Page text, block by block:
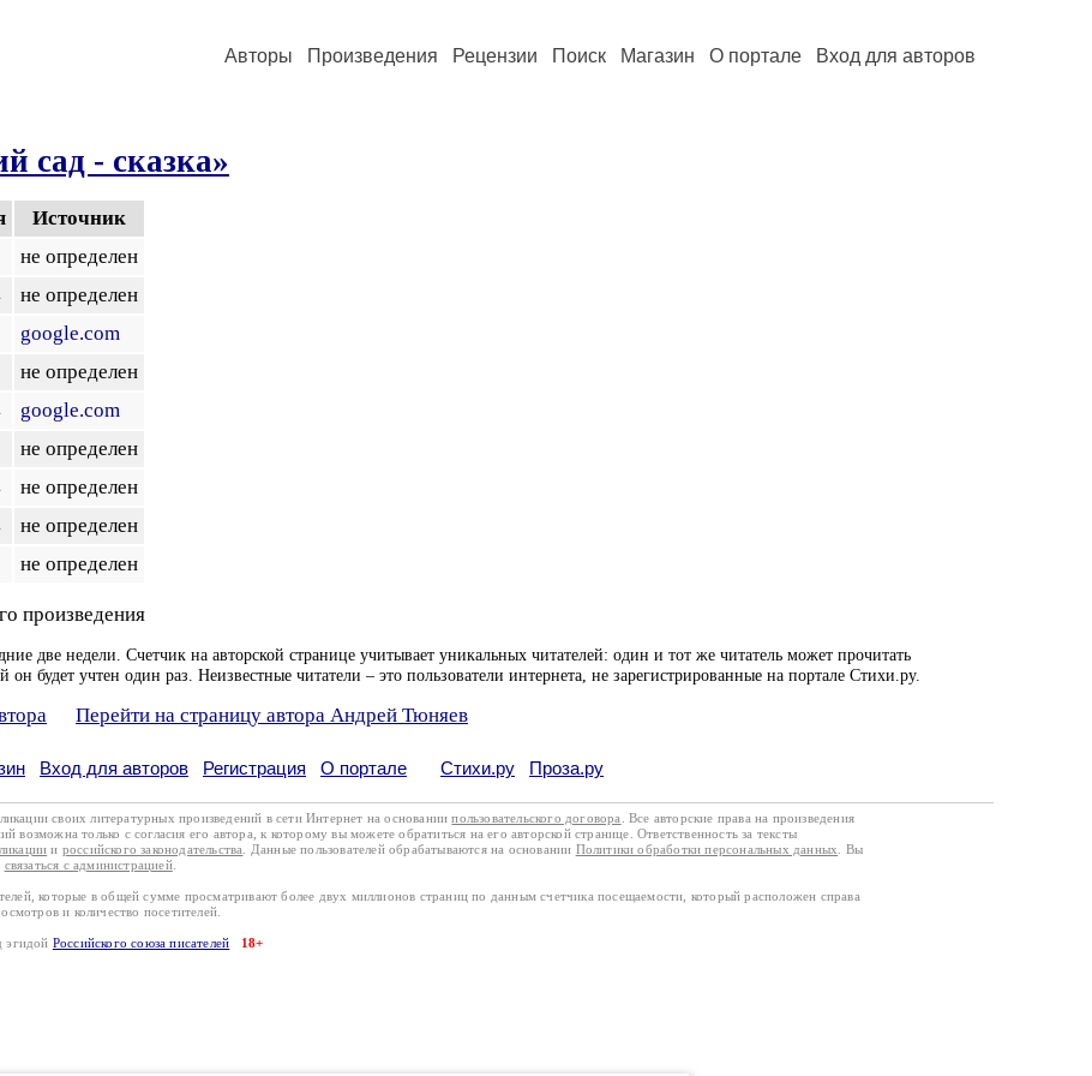
Авторы Произведения Рецензии Поиск Магазин О портале Вход для авторов
сад - сказка»
Источник
не определен
не определен
google.com
не определен
google.com
не определен
не определен
не определен
не определен
произведения
две недели. Счетчик на авторской странице учитывает уникальных читателей: один и тот же читатель может прочитать
он будет учтен один раз. Неизвестные читатели – это пользователи интернета, не зарегистрированные на портале Стихи.ру.
Перейти на страницу автора Андрей Тюняев
Вход для авторов Регистрация О портале Стихи.ру Проза.ру
своих литературных произведений в сети Интернет на основаниипользовательского договора
. Все авторские права на произведения
возможна только с согласия его автора, к которому вы можете обратиться на его авторской странице. Ответственность за тексты
и российского законодательства . Данные пользователей обрабатываются на основании Политики обработки персональных данных
. Вы
связаться с администрацией.
которые в общей сумме просматривают более двух миллионов страниц по данным счетчика посещаемости, который расположен справа
и количество посетителей.
эгидой Российского союза писателей 18+